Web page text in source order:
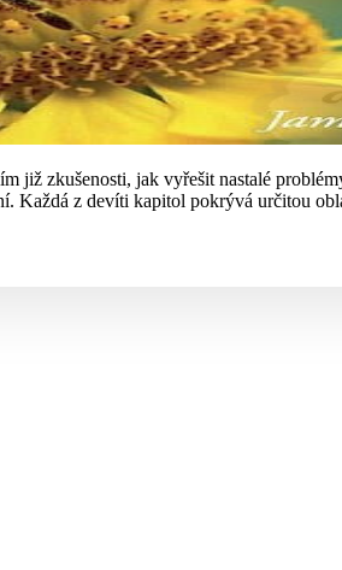
již zkušenosti, jak vyřešit nastalé
Každá z devíti kapitol pokrývá určitou